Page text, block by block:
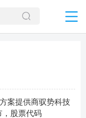
案提供商驭势科技
，股票代码